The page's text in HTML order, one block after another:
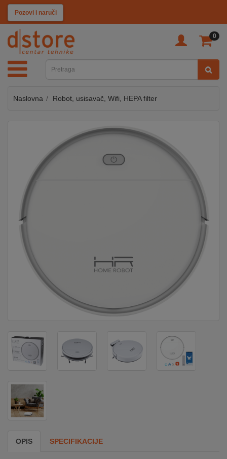
Pozovi i naruči
0
KATEGORIJE
TV
SAT
MOBILNI
KABLOVI
APARATI
KLIMATIZACIJA
PC
Naslovna Robot, usisavač, Wifi, HEPA filter
OPIS SPECIFIKACIJE